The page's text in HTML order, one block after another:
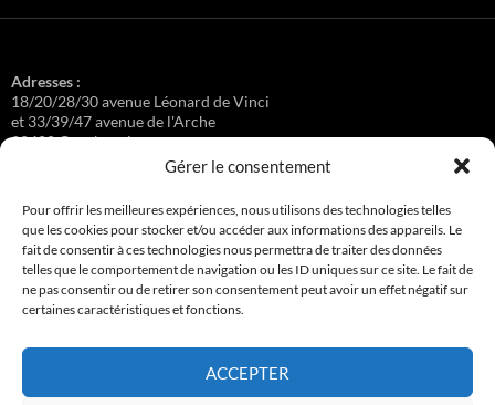
Gérer le consentement
Pour offrir les meilleures expériences, nous utilisons des technologies telles
que les cookies pour stocker et/ou accéder aux informations des appareils. Le
fait de consentir à ces technologies nous permettra de traiter des données
telles que le comportement de navigation ou les ID uniques sur ce site. Le fait de
ne pas consentir ou de retirer son consentement peut avoir un effet négatif sur
certaines caractéristiques et fonctions.
ACCEPTER
Adresses :
18/20/28/30 avenue Léonard de Vinci
et 33/39/47 avenue de l'Arche
92400 Courbevoie
Régisseuse :
Loge au 39 Avenue de l'Arche.
Connexion